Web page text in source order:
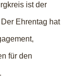
ist der
Ehrentag hat
für den